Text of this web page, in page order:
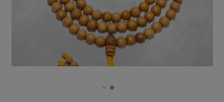
énergétiqueet d’harmonie personnelle.